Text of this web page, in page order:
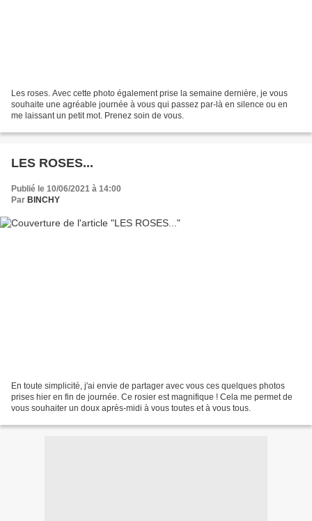
Les roses. Avec cette photo également prise la semaine dernière, je vous
souhaite une agréable journée à vous qui passez par-là en silence ou en
me laissant un petit mot. Prenez soin de vous.
LES ROSES...
Publié le 10/06/2021 à 14:00
Par BINCHY
En toute simplicité, j'ai envie de partager avec vous ces quelques photos
prises hier en fin de journée. Ce rosier est magnifique ! Cela me permet de
vous souhaiter un doux après-midi à vous toutes et à vous tous.